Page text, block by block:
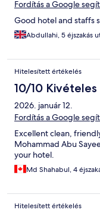
Fordítás a Google
Good hotel and staffs
Abdullahi, 5 éjszakás
Hitelesített értékelés
10/10 Kivételes
2026. január 12.
Fordítás a Google
Excellent clean,
Mohammad Abu
your hotel.
Md Shahabul, 4
Hitelesített értékelés